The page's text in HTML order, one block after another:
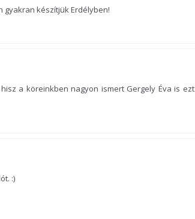
gyakran készítjük Erdélyben!
a köreinkben nagyon ismert Gergely Éva is ezt
:)